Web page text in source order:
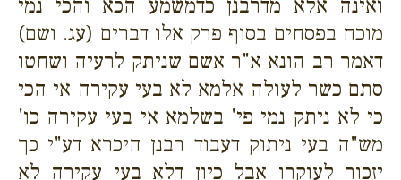
ואינה אלא מדרבנן כדמשמע הכא והכי נמי
מוכח בפסחים בסוף פרק אלו דברים (עג. ושם)
דאמר רב הונא א"ר אשם שניתק לרעיה ושחטו
סתם כשר לעולה אלמא לא בעי עקירה אי הכי
כי לא ניתק נמי פי' בשלמא אי בעי עקירה כו'
מש"ה בעי ניתוק דעבוד רבנן היכרא דע"י כך
יזכור לעוקרו אבל כיון דלא בעי עקירה לא